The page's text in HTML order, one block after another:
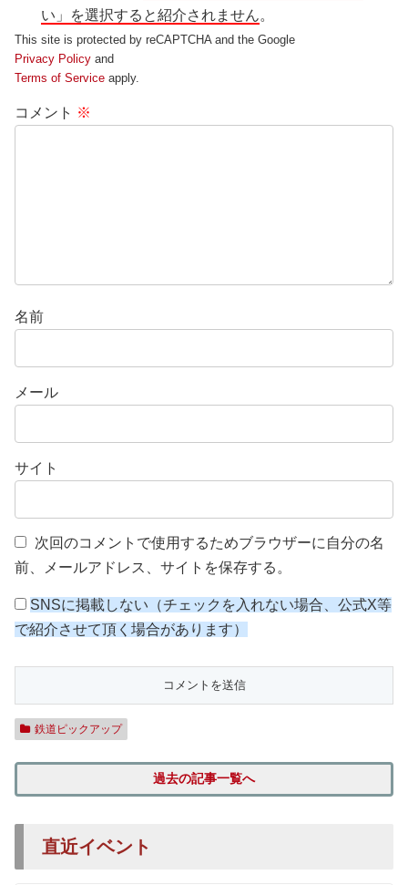
い」を選択すると紹介されません。
This site is protected by reCAPTCHA and the Google
Privacy Policy and
Terms of Service apply.
コメント ※
名前
メール
サイト
次回のコメントで使用するためブラウザーに自分の名
前、メールアドレス、サイトを保存する。
SNSに掲載しない（チェックを入れない場合、公式X等
で紹介させて頂く場合があります）
鉄道ピックアップ
過去の記事一覧へ
直近イベント